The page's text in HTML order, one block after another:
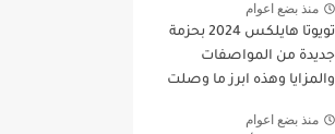
منذ بضع اعوام
تويوتا هايلكس 2024 بحزمة
جديدة من المواصفات
والمزايا وهذه ابرز ما وصلت
منذ بضع اعوام